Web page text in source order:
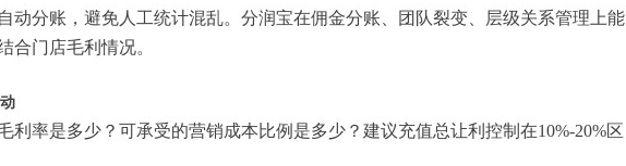
动分账，避免人工统计混乱。分润宝在佣金分账、团队裂变、层级关系管理上能
合门店毛利情况。
利率是多少？可承受的营销成本比例是多少？建议充值总让利控制在10%-20%区